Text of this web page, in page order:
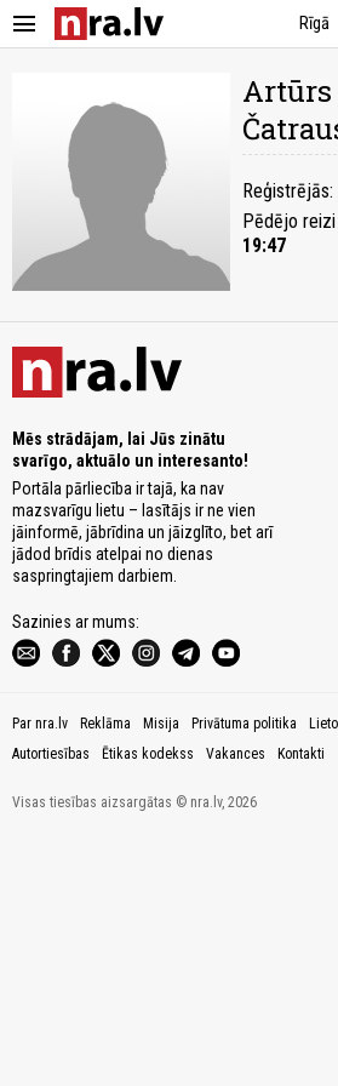
menu Rīgā
Artūrs
Reģistrējās:
Pēdējo
19:47
Mēs strādājam, lai Jūs zinātu
svarīgo, aktuālo un interesanto!
Portāla pārliecība ir tajā, ka nav
mazsvarīgu lietu – lasītājs ir ne vien
jāinformē, jābrīdina un jāizglīto, bet arī
jādod brīdis atelpai no dienas
saspringtajiem darbiem.
Sazinies ar mums:
Par nra.lv Reklāma Misija Privātuma politika
Autortiesības
Ētikas kodekss Vakances Kontakti
Visas tiesības aizsargātas © nra.lv, 2026